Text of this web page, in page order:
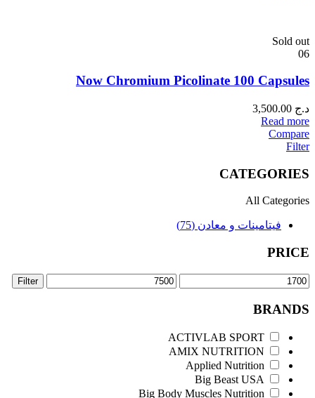
Sold out
06
Now Chromium Picolinate 100 Capsules
د.ج
Read more
Compare
Filter
CATEGORIES
All Categories
فيتامينات و معادن (75)
PRICE
Filter
BRANDS
ACTIVLAB SPORT
AMIX NUTRITION
Applied Nutrition
Big Beast USA
Big Body Muscles Nutrition